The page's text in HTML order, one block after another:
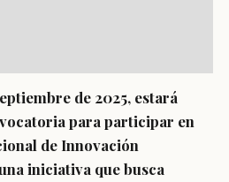
de 2025, estará
para participar en
de Innovación
iniciativa que busca